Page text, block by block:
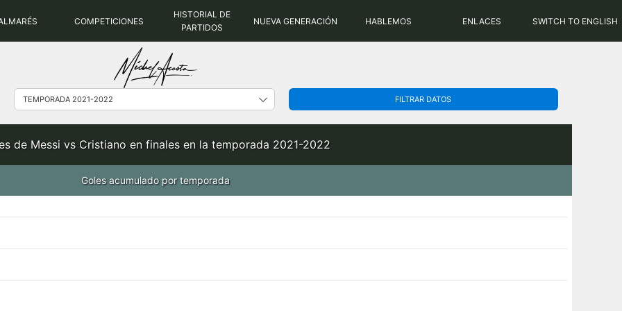
COMPETICIONES
HISTORIAL DE
PARTIDOS
NUEVA GENERACIÓN HABLEMOS ENLACES SWITCH TO ENGLISH
FILTRAR DATOS
de Messi vs Cristiano en finales en la temporada 2021-2022
Goles acumulado por temporada